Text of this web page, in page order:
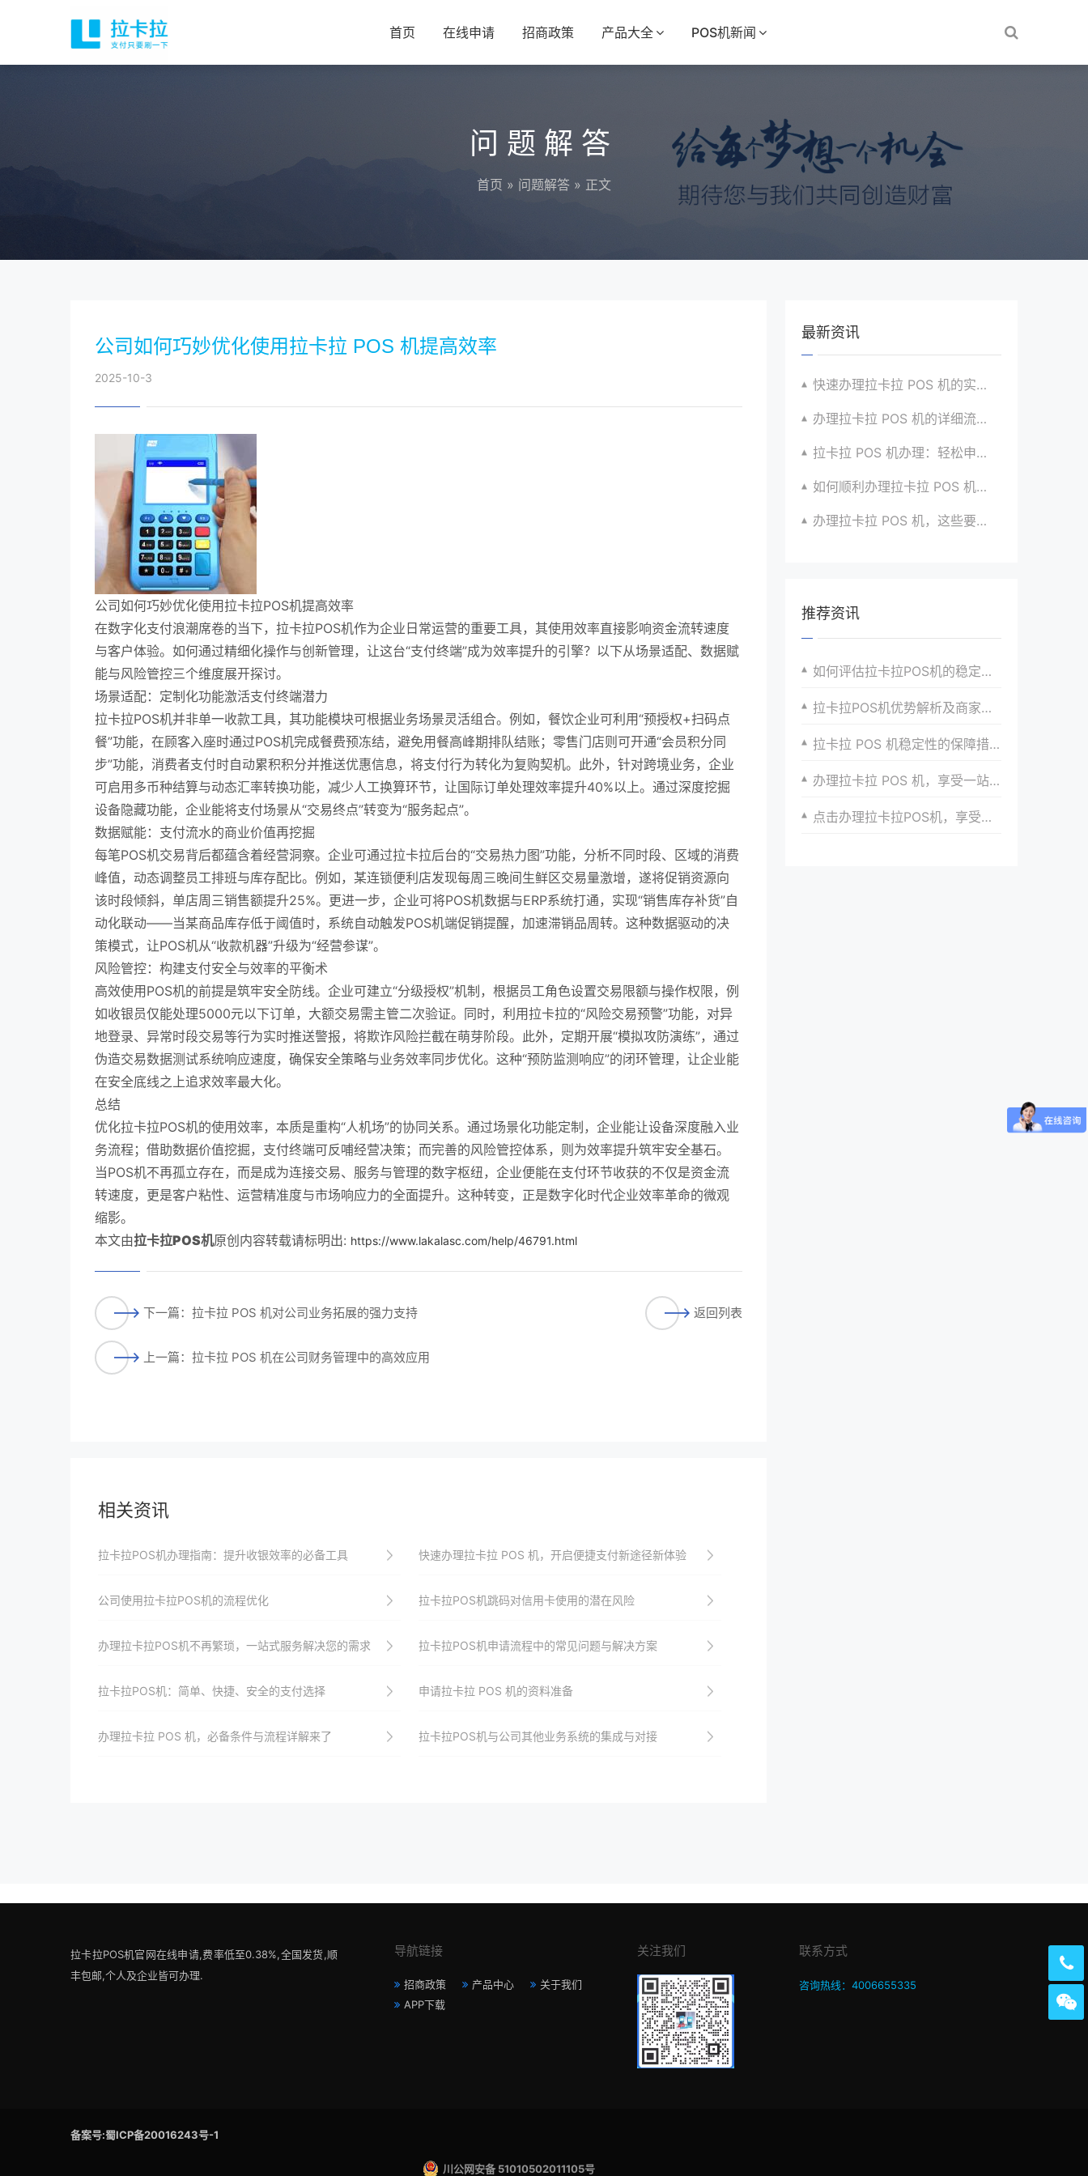
首页 在线申请 招商政策 产品大全 POS机新闻
问题解答
首页 » 问题解答 » 正文
公司如何巧妙优化使用拉卡拉 POS 机提高效率​
2025-10-3
公司如何巧妙优化使用拉卡拉POS机提高效率
在数字化支付浪潮席卷的当下，拉卡拉POS机作为企业日常运营的重要工具，其使用效率直接影响资金流转速度
与客户体验。如何通过精细化操作与创新管理，让这台“支付终端”成为效率提升的引擎？以下从场景适配、数据赋
能与风险管控三个维度展开探讨。
场景适配：定制化功能激活支付终端潜力
拉卡拉POS机并非单一收款工具，其功能模块可根据业务场景灵活组合。例如，餐饮企业可利用“预授权+扫码点
餐”功能，在顾客入座时通过POS机完成餐费预冻结，避免用餐高峰期排队结账；零售门店则可开通“会员积分同
步”功能，消费者支付时自动累积积分并推送优惠信息，将支付行为转化为复购契机。此外，针对跨境业务，企业
可启用多币种结算与动态汇率转换功能，减少人工换算环节，让国际订单处理效率提升40%以上。通过深度挖掘
设备隐藏功能，企业能将支付场景从“交易终点”转变为“服务起点”。
数据赋能：支付流水的商业价值再挖掘
每笔POS机交易背后都蕴含着经营洞察。企业可通过拉卡拉后台的“交易热力图”功能，分析不同时段、区域的消费
峰值，动态调整员工排班与库存配比。例如，某连锁便利店发现每周三晚间生鲜区交易量激增，遂将促销资源向
该时段倾斜，单店周三销售额提升25%。更进一步，企业可将POS机数据与ERP系统打通，实现“销售库存补货”自
动化联动——当某商品库存低于阈值时，系统自动触发POS机端促销提醒，加速滞销品周转。这种数据驱动的决
策模式，让POS机从“收款机器”升级为“经营参谋”。
风险管控：构建支付安全与效率的平衡术
高效使用POS机的前提是筑牢安全防线。企业可建立“分级授权”机制，根据员工角色设置交易限额与操作权限，例
如收银员仅能处理5000元以下订单，大额交易需主管二次验证。同时，利用拉卡拉的“风险交易预警”功能，对异
地登录、异常时段交易等行为实时推送警报，将欺诈风险拦截在萌芽阶段。此外，定期开展“模拟攻防演练”，通过
伪造交易数据测试系统响应速度，确保安全策略与业务效率同步优化。这种“预防监测响应”的闭环管理，让企业能
在安全底线之上追求效率最大化。
总结
优化拉卡拉POS机的使用效率，本质是重构“人机场”的协同关系。通过场景化功能定制，企业能让设备深度融入业
务流程；借助数据价值挖掘，支付终端可反哺经营决策；而完善的风险管控体系，则为效率提升筑牢安全基石。
当POS机不再孤立存在，而是成为连接交易、服务与管理的数字枢纽，企业便能在支付环节收获的不仅是资金流
转速度，更是客户粘性、运营精准度与市场响应力的全面提升。这种转变，正是数字化时代企业效率革命的微观
缩影。
本文由拉卡拉POS机原创内容转载请标明出: https://www.lakalasc.com/help/46791.html
下一篇：拉卡拉 POS 机对公司业务拓展的强力支持​
上一篇：拉卡拉 POS 机在公司财务管理中的高效应用​
返回列表
相关资讯
拉卡拉POS机办理指南：提升收银效率的必备工具 快速办理拉卡拉 POS 机，开启便捷支付新途径新体验
公司使用拉卡拉POS机的流程优化 拉卡拉POS机跳码对信用卡使用的潜在风险
办理拉卡拉POS机不再繁琐，一站式服务解决您的需求 拉卡拉POS机申请流程中的常见问题与解决方案
拉卡拉POS机：简单、快捷、安全的支付选择 申请拉卡拉 POS 机的资料准备
办理拉卡拉 POS 机，必备条件与流程详解来了 拉卡拉POS机与公司其他业务系统的集成与对接
最新资讯
快速办理拉卡拉 POS 机的实用攻略分享超靠谱
办理拉卡拉 POS 机的详细流程与注意点全解析
拉卡拉 POS 机办理：轻松申请，高效收款有高招
如何顺利办理拉卡拉 POS 机？全流程指南超实用
办理拉卡拉 POS 机，这些要点要牢记心间
推荐资讯
如何评估拉卡拉POS机的稳定性？
拉卡拉POS机优势解析及商家市场拓展策略
拉卡拉 POS 机稳定性的保障措施研究
办理拉卡拉 POS 机，享受一站式服务体验的秘诀
点击办理拉卡拉POS机，享受便捷支付新体验
拉卡拉POS机官网在线申请,费率低至0.38%,全国发货,顺
丰包邮,个人及企业皆可办理.
导航链接
招商政策 产品中心
关于我们
APP下载
关注我们 联系方式
咨询热线：4006655335
备案号:蜀ICP备20016243号-1
川公网安备 51010502011105号